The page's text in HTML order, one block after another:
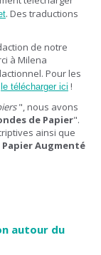
. Des traductions
de notre
à Milena
Pour les
le télécharger ici !
", nous avons
de Papier".
ainsi que
Augmenté
autour du